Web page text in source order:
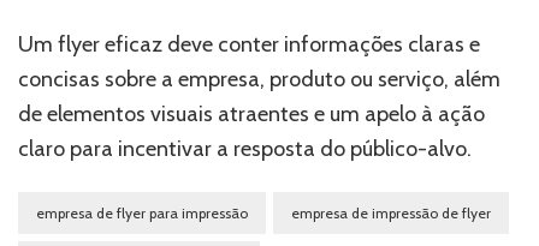
Um flyer eficaz deve conter informações claras e
concisas sobre a empresa, produto ou serviço, além
de elementos visuais atraentes e um apelo à ação
claro para incentivar a resposta do público-alvo.
empresa de flyer para impressão empresa de impressão de flyer